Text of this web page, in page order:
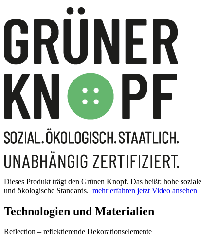
Dieses Produkt trägt den Grünen Knopf. Das heißt: hohe soziale
und ökologische Standards. mehr erfahren jetzt Video ansehen
Technologien und Materialien
Reflection – reflektierende Dekorationselemente